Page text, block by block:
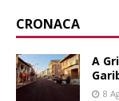
CRONACA
A
8